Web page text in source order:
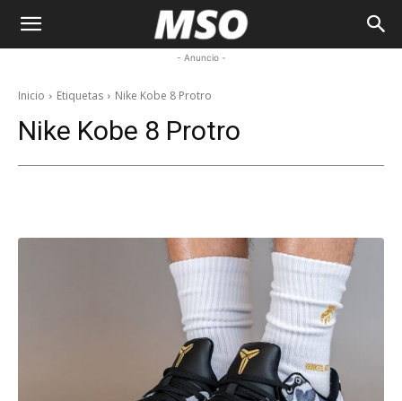
Ocean
- Anuncio -
Inicio Etiquetas Nike Kobe 8 Protro
Nike Kobe 8 Protro